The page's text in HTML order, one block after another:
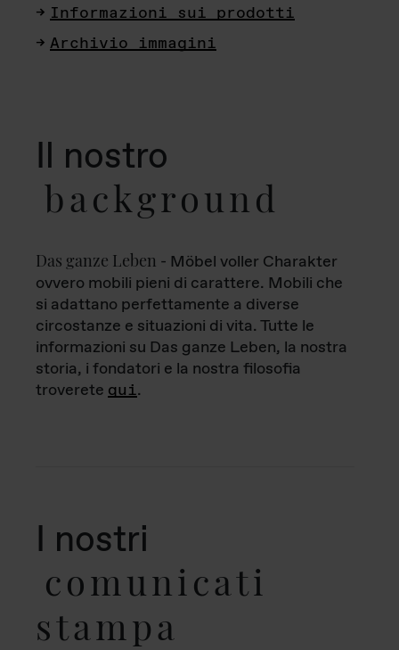
Informazioni sui prodotti
Archivio immagini
Il nostro
background
Das ganze Leben - Möbel voller Charakter
ovvero mobili pieni di carattere. Mobili che
si adattano perfettamente a diverse
circostanze e situazioni di vita. Tutte le
informazioni su Das ganze Leben, la nostra
storia, i fondatori e la nostra filosofia
troverete qui.
I nostri
comunicati
stampa